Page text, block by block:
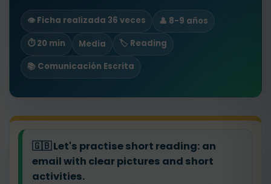
👁️ Ficha realizada 36 veces
👤 8-9 años
⏱ 20 min
Media
🏷️ Reading
📚 Comunicación Escrita
🇬🇧Let's practise short reading: an
email with clear pictures and short
activities.